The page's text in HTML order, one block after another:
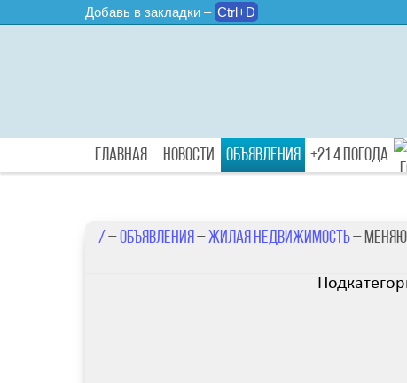
Добавь в закладки – Ctrl+D
Главная Новости Объявления +21.4 Погода
/–Объявления –Жилая недвижимость– Меняю